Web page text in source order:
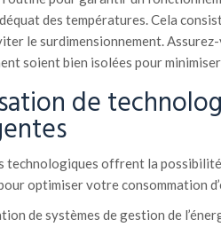
des températures. Cela
le surdimensionnement.
soient bien isolées pour
de
technologiques offrent la
optimiser votre consommation
de systèmes de gestion de